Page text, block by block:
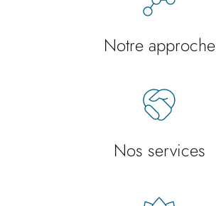
Notre approche
Nos services